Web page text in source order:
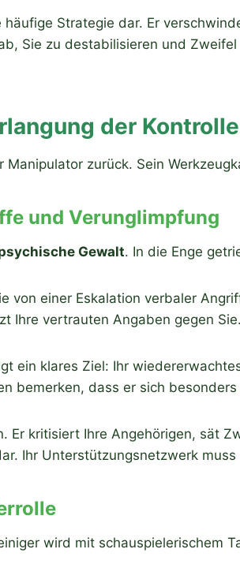
Strategie dar. Er
Sie zu destabilisieren und
der
zurück. Sein
und Verunglimpfung
Gewalt. In die Enge
von einer Eskalation verbaler
Ihre vertrauten Angaben gegen
ein klares Ziel: Ihr
bemerken, dass er sich
Er kritisiert Ihre Angehörigen, sät
Ihr Unterstützungsnetzwerk
wird mit schauspielerischem